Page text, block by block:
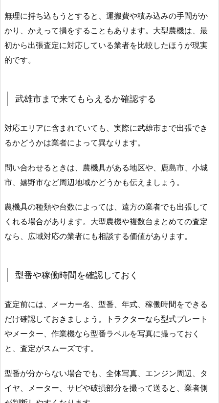
無理に持ち込もうとすると、運搬費や積み込みの手間がか
かり、かえって損をすることもあります。大型農機は、最
初から出張査定に対応している業者を比較したほうが現実
的です。
武雄市まで来てもらえるか確認する
対応エリアに含まれていても、実際に武雄市まで出張でき
るかどうかは業者によって異なります。
問い合わせるときは、農機具がある地区や、鹿島市、小城
市、嬉野市など周辺地域かどうかも伝えましょう。
農機具の種類や台数によっては、遠方の業者でも出張して
くれる場合があります。大型農機や複数台まとめての査定
なら、広域対応の業者にも相談する価値があります。
型番や稼働時間を確認しておく
査定前には、メーカー名、型番、年式、稼働時間をできる
だけ確認しておきましょう。トラクターなら型式プレート
やメーター、作業機なら型番ラベルを写真に撮っておく
と、査定がスムーズです。
型番が分からない場合でも、全体写真、エンジン周辺、タ
イヤ、メーター、サビや破損部分を撮って送ると、業者側